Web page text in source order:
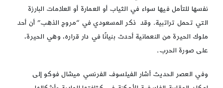
نفسها للتأمل فيها سواء في الثياب أو العمارة أو العلامات البارزة
التي تحمل تراتبية. وقد ذكر المسعودي في “مروج الذهب” أن أحد
ملوك الحيرة من النعمانية أحدث بنيانًا في دار قراره، وهي الحيرة،
على صورة الحرب.
وفي العصر الحديث أشار الفيلسوف الفرنسي ميشال فوكو إلى